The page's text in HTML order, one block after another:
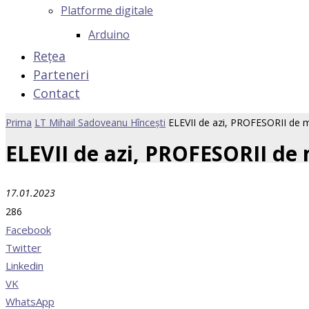
Platforme digitale
Arduino
Rețea
Parteneri
Contact
Prima LT Mihail Sadoveanu Hîncești ELEVII de azi, PROFESORII de
ELEVII de azi, PROFESORII
17.01.2023
286
Facebook
Twitter
Linkedin
VK
WhatsApp